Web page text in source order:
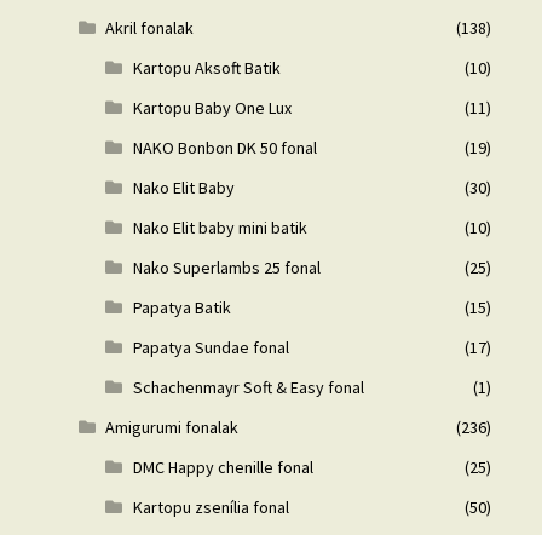
Akril fonalak
(138)
Kartopu Aksoft Batik
(10)
Kartopu Baby One Lux
(11)
NAKO Bonbon DK 50 fonal
(19)
Nako Elit Baby
(30)
Nako Elit baby mini batik
(10)
Nako Superlambs 25 fonal
(25)
Papatya Batik
(15)
Papatya Sundae fonal
(17)
Schachenmayr Soft & Easy fonal
(1)
Amigurumi fonalak
(236)
DMC Happy chenille fonal
(25)
Kartopu zsenília fonal
(50)